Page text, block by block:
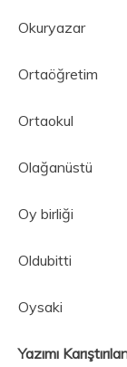
Okuryazar
Ortaöğretim
Ortaokul
Olağanüstü
Oy birliği
Oldubitti
Oysaki
Yazımı